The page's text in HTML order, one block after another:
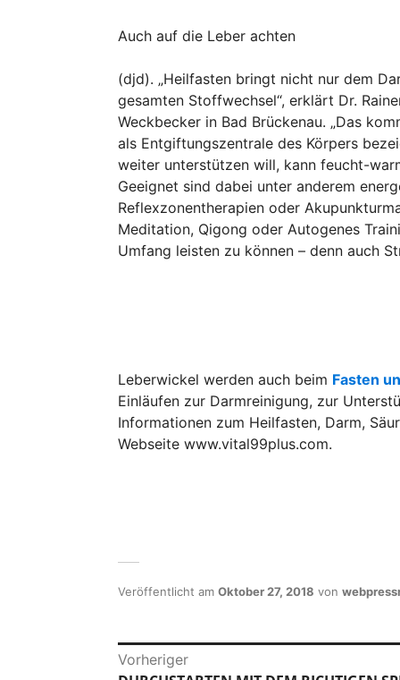
Auch auf die Leber achten
(djd). „Heilfasten bringt nicht nur dem
gesamten Stoffwechsel“, erklärt Dr.
Weckbecker in Bad Brückenau. „Das
als Entgiftungszentrale des Körpers
weiter unterstützen will, kann feucht-
Geeignet sind dabei unter anderem
Reflexzonentherapien oder
Meditation, Qigong oder Autogenes
Umfang leisten zu können – denn auch
Leberwickel werden auch beim Fasten
Einläufen zur Darmreinigung, zur
Informationen zum Heilfasten, Darm,
Webseite www.vital99plus.com.
Veröffentlicht am Oktober 27, 2018 von
B
Vorheriger